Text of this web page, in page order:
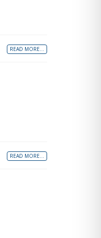
READ MORE...
READ MORE...